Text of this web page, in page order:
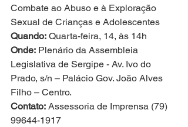
Combate ao Abuso e à Exploração
Sexual de Crianças e Adolescentes
Quando: Quarta-feira, 14, às 14h
Onde: Plenário da Assembleia
Legislativa de Sergipe - Av. Ivo do
Prado, s/n – Palácio Gov. João Alves
Filho – Centro.
Contato: Assessoria de Imprensa (79)
99644-1917